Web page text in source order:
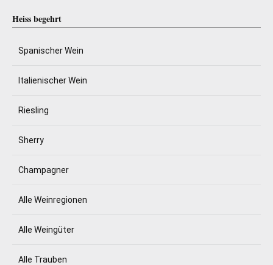
Heiss begehrt
Spanischer Wein
Italienischer Wein
Riesling
Sherry
Champagner
Alle Weinregionen
Alle Weingüter
Alle Trauben